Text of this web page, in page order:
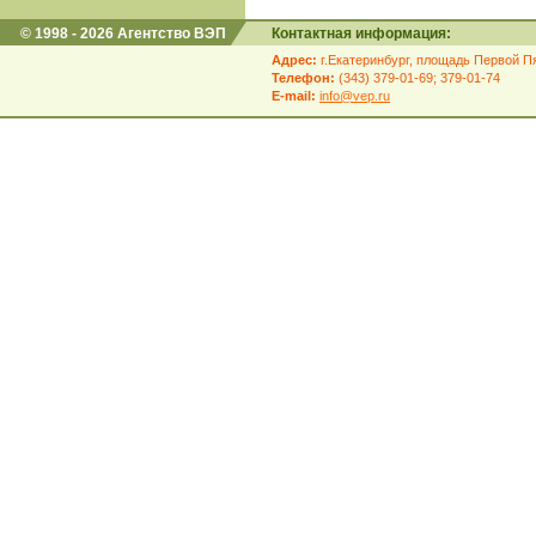
© 1998 - 2026 Агентство ВЭП Контактная информация:
Адрес: г.Екатеринбург, площадь Первой
Телефон: (343) 379-01-69; 379-01-74
E-mail: info@vep.ru